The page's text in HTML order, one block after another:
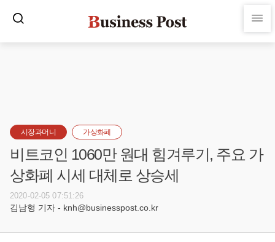
시장과머니 가상화폐
비트코인 1060만 원대 힘겨루기, 주요 가
상화폐 시세 대체로 상승세
2020-02-05 07:51:26
김남형 기자 - knh@businesspost.co.kr